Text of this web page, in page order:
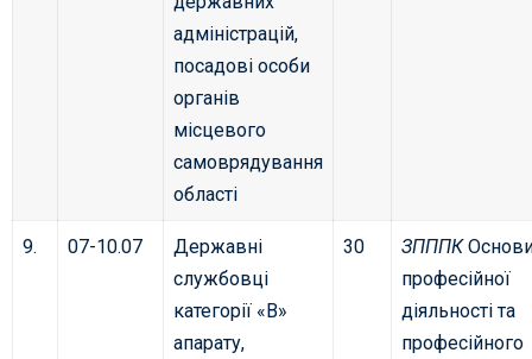
адміністрацій,
посадові особи
органів
місцевого
самоврядування
області
9. 07-10.07
Державні
службовці
категорії «В»
апарату,
30 ЗПППК
професійної
діяльності та
професійного